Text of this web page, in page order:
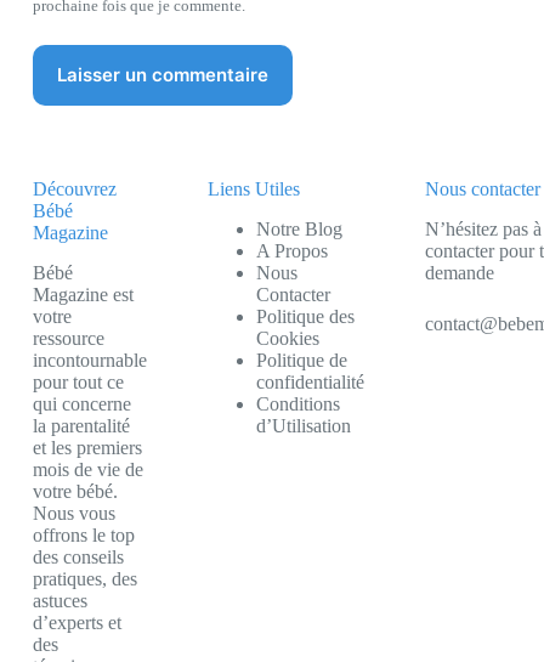
prochaine fois que je commente.
Laisser un commentaire
Découvrez
Bébé
Magazine
Bébé
Magazine est
votre
ressource
incontournable
pour tout ce
qui concerne
la parentalité
et les premiers
mois de vie de
votre bébé.
Nous vous
offrons le top
des conseils
pratiques, des
astuces
d’experts et
des
Liens Utiles
Notre Blog
A Propos
Nous
Contacter
Politique des
Cookies
Politique de
confidentialité
Conditions
d’Utilisation
Nous contacter
N’hésitez pas
contacter pour
demande